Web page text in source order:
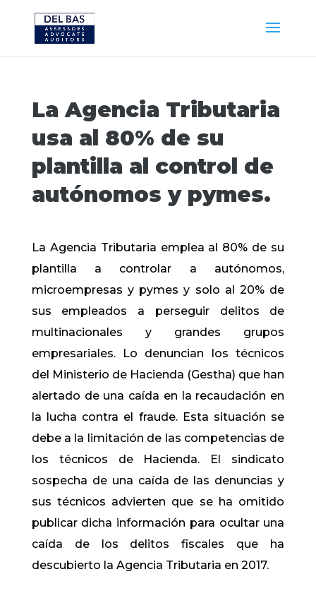
La Agencia Tributaria
usa al 80% de su
plantilla al control de
autónomos y pymes.
La Agencia Tributaria emplea al 80% de su
plantilla a controlar a autónomos,
microempresas y pymes y solo al 20% de
sus empleados a perseguir delitos de
multinacionales y grandes grupos
empresariales. Lo denuncian los técnicos
del Ministerio de Hacienda (Gestha) que han
alertado de una caída en la recaudación en
la lucha contra el fraude. Esta situación se
debe a la limitación de las competencias de
los técnicos de Hacienda. El sindicato
sospecha de una caída de las denuncias y
sus técnicos advierten que se ha omitido
publicar dicha información para ocultar una
caída de los delitos fiscales que ha
descubierto la Agencia Tributaria en 2017.